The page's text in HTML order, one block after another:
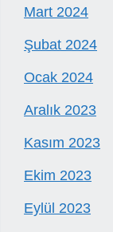
Mart 2024
Şubat 2024
Ocak 2024
Aralık 2023
Kasım 2023
Ekim 2023
Eylül 2023